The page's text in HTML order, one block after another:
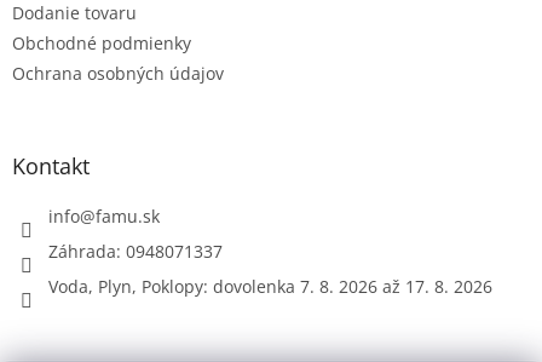
Dodanie tovaru
Obchodné podmienky
Ochrana osobných údajov
Kontakt
info@famu.sk
Záhrada: 0948071337
Voda, Plyn, Poklopy: dovolenka 7. 8. 2026 až 17. 8. 2026